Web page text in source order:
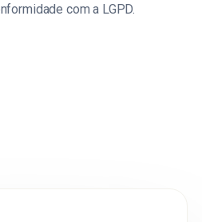
com a LGPD.